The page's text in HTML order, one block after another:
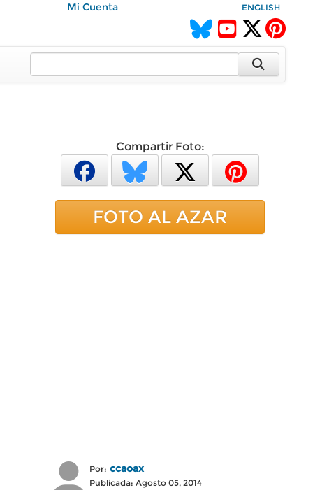
Mi Cuenta ENGLISH
Compartir Foto:
FOTO AL AZAR
Por: ccaoax
Publicada: Agosto 05, 2014